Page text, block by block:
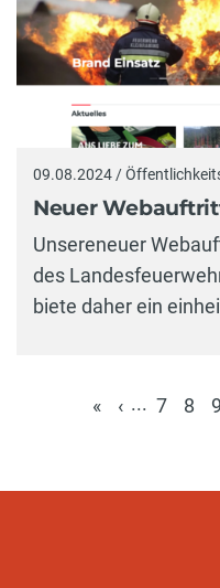
09.08.2024 /
Neuer
Unsereneuer
des
biete daher ein
« ‹ ... 7 8 9